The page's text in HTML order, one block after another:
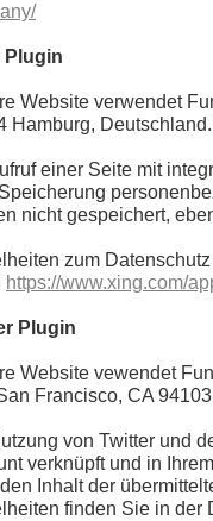
Plugin
Website verwendet
Hamburg, Deutschland.
einer Seite mit
nicht gespeichert,
zum
https://www.xing.com/
Plugin
Website vewendet
Francisco, CA
von Twitter und
verknüpft und in
Inhalt der
finden Sie in der